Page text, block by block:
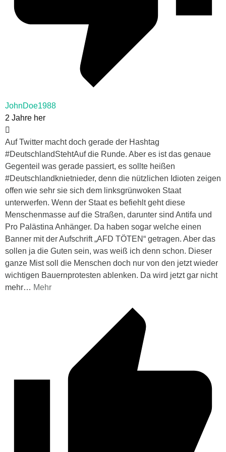
JohnDoe1988
2 Jahre her
Auf Twitter macht doch gerade der Hashtag
#DeutschlandStehtAuf die Runde. Aber es ist das genaue
Gegenteil was gerade passiert, es sollte heißen
#Deutschlandknietnieder, denn die nützlichen Idioten zeigen
offen wie sehr sie sich dem linksgrünwoken Staat
unterwerfen. Wenn der Staat es befiehlt geht diese
Menschenmasse auf die Straßen, darunter sind Antifa und
Pro Palästina Anhänger. Da haben sogar welche einen
Banner mit der Aufschrift „AFD TÖTEN“ getragen. Aber das
sollen ja die Guten sein, was weiß ich denn schon. Dieser
ganze Mist soll die Menschen doch nur von den jetzt wieder
wichtigen Bauernprotesten ablenken. Da wird jetzt gar nicht
mehr… Mehr